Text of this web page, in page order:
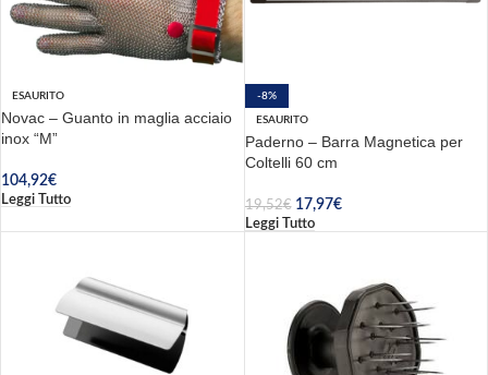
ESAURITO
Novac – Guanto in maglia acciaio
inox “M”
104,92€
Leggi Tutto
-8%
ESAURITO
Paderno – Barra Magnetica per
Coltelli 60 cm
19,52€ 17,97€
Leggi Tutto